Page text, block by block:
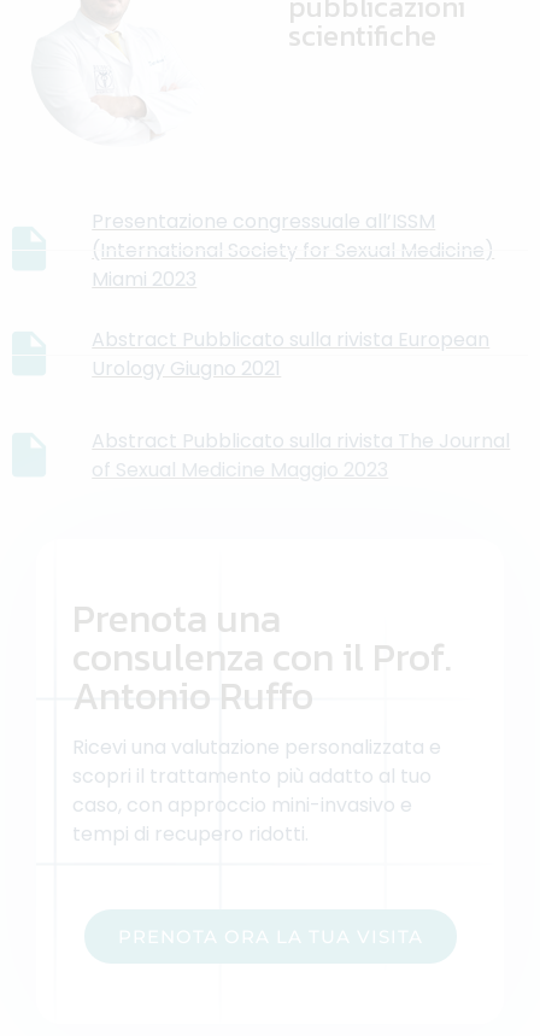
scientifiche
Presentazione congressuale all’ISSM
(International Society for Sexual Medicine)
Miami 2023
Abstract Pubblicato sulla rivista European
Urology Giugno 2021
Abstract Pubblicato sulla rivista The Journal
of Sexual Medicine Maggio 2023
Prenota una
consulenza con il Prof.
Antonio Ruffo
Ricevi una valutazione personalizzata e
scopri il trattamento più adatto al tuo
caso, con approccio mini-invasivo e
tempi di recupero ridotti.
PRENOTA ORA LA TUA VISITA